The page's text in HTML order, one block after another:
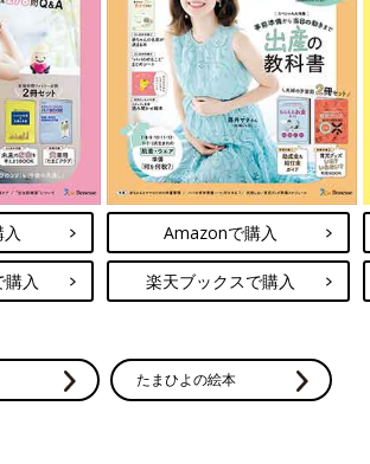
入
Amazonで購入
楽天ブックスで購入
たまひよの絵本